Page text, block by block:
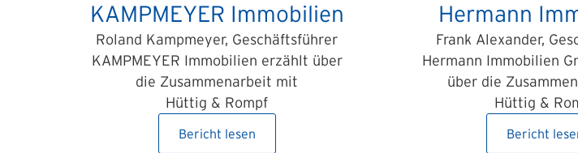
KAMPMEYER Immobilien
Roland Kampmeyer, Geschäftsführer
KAMPMEYER Immobilien erzählt über
die Zusammenarbeit mit
Hüttig & Rompf
Bericht lesen
Hermann
Frank Alexander,
Hermann Immobilien
über die
Hüttig &
Bericht